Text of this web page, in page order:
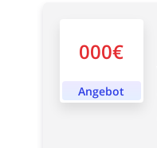
000€
Angebot